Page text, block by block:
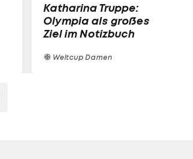
Katharina Truppe:
Olympia als großes
Ziel im Notizbuch
Weltcup Damen